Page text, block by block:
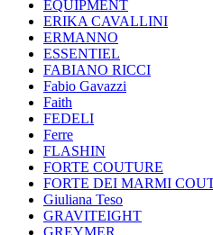
EQUIPMENT
ERIKA CAVALLINI
ERMANNO
ESSENTIEL
FABIANO RICCI
Fabio Gavazzi
Faith
FEDELI
Ferre
FLASHIN
FORTE COUTURE
FORTE DEI MARMI
Giuliana Teso
GRAVITEIGHT
GREYMER